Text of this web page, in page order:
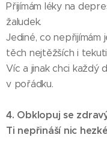
Přijímám léky na
žaludek.
Jediné, co
těch nejtěžších i
Víc a jinak chci každý
v pořádku.
4. Obklopuj se
Ti nepřináší nic